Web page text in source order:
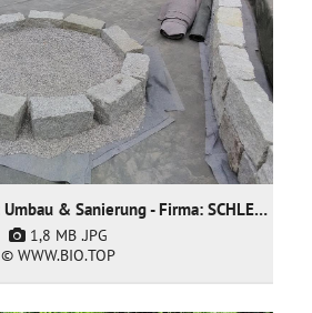
2. Platz - KATEGORIE: Umbau & Sanierung - Firma: SCHLEITZER baut Gärten creativ & innovativ GmbH
1,8 MB .JPG
© WWW.BIO.TOP